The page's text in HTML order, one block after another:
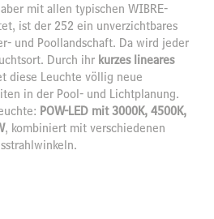
mit allen typischen WIBRE-
ist der 252 ein unverzichtbares
und Poollandschaft. Da wird jeder
Durch ihr kurzes lineares
diese Leuchte völlig neue
in der Pool- und Lichtplanung.
POW-LED mit 3000K, 4500K,
, kombiniert mit verschiedenen